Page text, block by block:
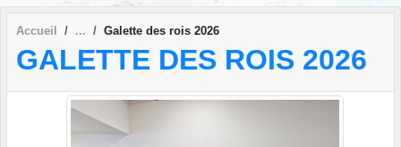
Accueil Galette des rois 2026
GALETTE DES ROIS 2026